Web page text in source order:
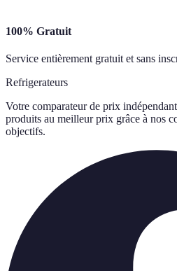
100% Gratuit
Service entièrement gratuit et sans
Refrigerateurs
Votre comparateur de prix
produits au meilleur prix grâce à nos
objectifs.